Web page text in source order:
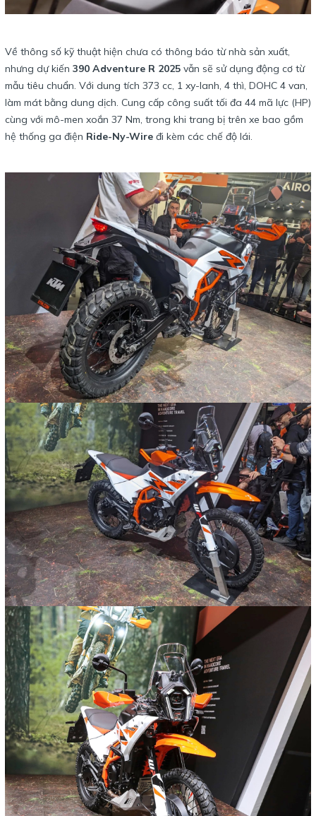
Về thông số kỹ thuật hiện chưa có thông báo từ nhà sản xuất,
nhưng dự kiến 390 Adventure R 2025 vẫn sẽ sử dụng động cơ từ
mẫu tiêu chuẩn. Với dung tích 373 cc, 1 xy-lanh, 4 thì, DOHC 4 van,
làm mát bằng dung dịch. Cung cấp công suất tối đa 44 mã lực (HP)
cùng với mô-men xoắn 37 Nm, trong khi trang bị trên xe bao gồm
hệ thống ga điện Ride-Ny-Wire đi kèm các chế độ lái.